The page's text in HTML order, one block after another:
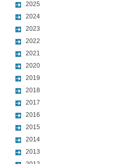
2025
2024
2023
2022
2021
2020
2019
2018
2017
2016
2015
2014
2013